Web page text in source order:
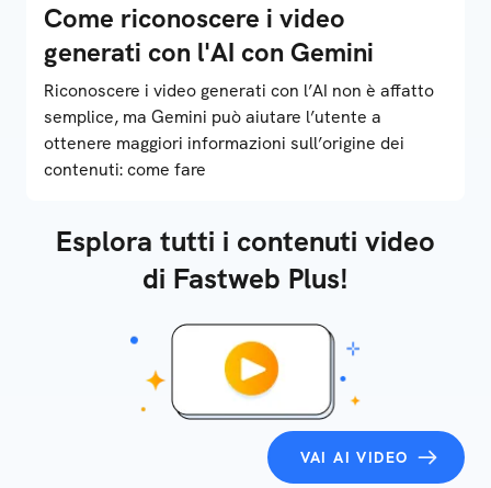
Come riconoscere i video
generati con l'AI con Gemini
Riconoscere i video generati con l’AI non è affatto
semplice, ma Gemini può aiutare l’utente a
ottenere maggiori informazioni sull’origine dei
contenuti: come fare
Esplora tutti i contenuti video
di Fastweb Plus!
VAI AI VIDEO